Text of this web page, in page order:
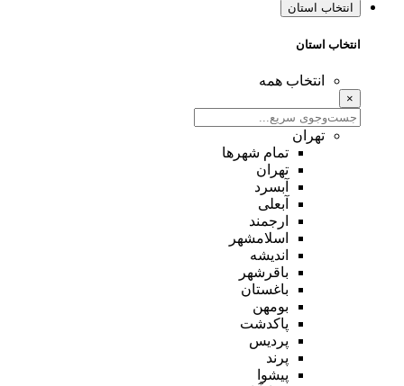
انتخاب استان
انتخاب استان
انتخاب همه
×
تهران
تمام شهر‌ها
تهران
آبسرد
آبعلی
ارجمند
اسلامشهر
اندیشه
باقرشهر
باغستان
بومهن
پاکدشت
پردیس
پرند
پیشوا